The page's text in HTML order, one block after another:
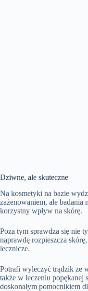
Dziwne, ale skuteczne
Na kosmetyki na bazie
zażenowaniem, ale
korzystny wpływ na skórę.
Poza tym sprawdza się nie
naprawdę rozpieszcza
lecznicze.
Potrafi wyleczyć trądzik ze
także w leczeniu popękanej
doskonałym pomocnikiem